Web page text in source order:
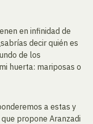
en infinidad de
decir quién es
de los
huerta: mariposas o
a estas y
propone Aranzadi